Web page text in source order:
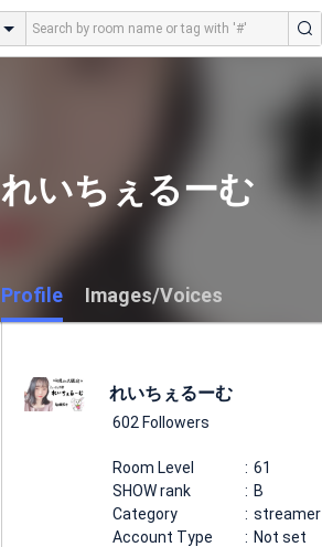
れいちぇるーむ
Profile Images/Voices
れいちぇるーむ
602 Followers
Room Level
61
SHOW rank
B
Category
streamer
Account Type
Not set